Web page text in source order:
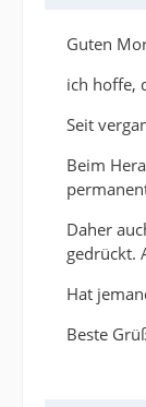
Guten
ich hoffe,
Seit
Beim
Daher
gedrückt.
Hat
Beste